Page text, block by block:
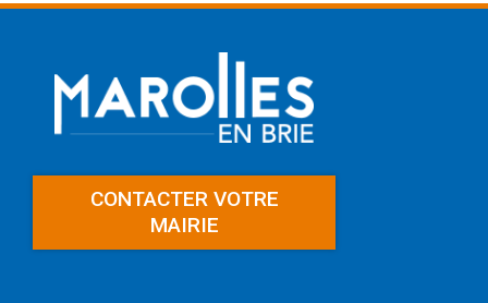
CONTACTER VOTRE
MAIRIE